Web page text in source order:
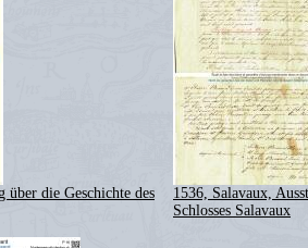
über die Geschichte des
1536, Salavaux,
Schlosses Salavaux